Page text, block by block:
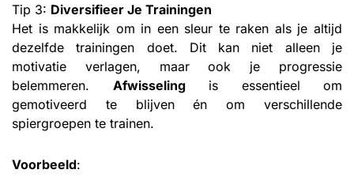
Tip 3: Diversifieer Je Trainingen
Het is makkelijk om in een sleur te raken als je altijd
dezelfde trainingen doet. Dit kan niet alleen je
motivatie verlagen, maar ook je progressie
belemmeren. Afwisselingis essentieel om
gemotiveerd te blijven én om verschillende
spiergroepen te trainen.
Voorbeeld: